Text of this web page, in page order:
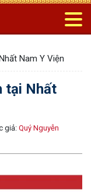
Nam Y Viện
tại Nhất
giả:Quý Nguyễn